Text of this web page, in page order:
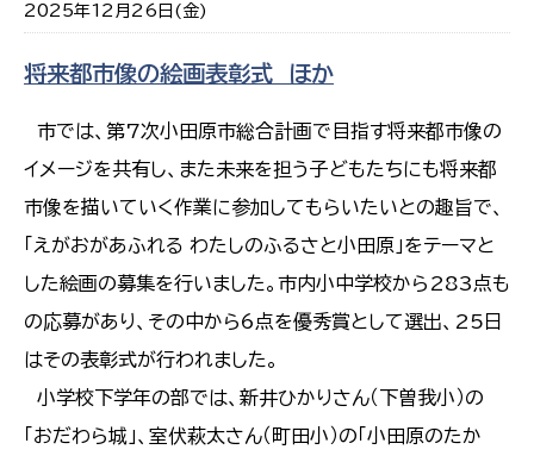
2025年12月26日(金)
将来都市像の絵画表彰式 ほか
市では、第7次小田原市総合計画で目指す将来都市像の
イメージを共有し、また未来を担う子どもたちにも将来都
市像を描いていく作業に参加してもらいたいとの趣旨で、
「えがおがあふれる わたしのふるさと小田原」をテーマと
した絵画の募集を行いました。市内小中学校から283点も
の応募があり、その中から6点を優秀賞として選出、25日
はその表彰式が行われました。
小学校下学年の部では、新井ひかりさん（下曽我小）の
「おだわら城」、室伏萩太さん（町田小）の「小田原のたか